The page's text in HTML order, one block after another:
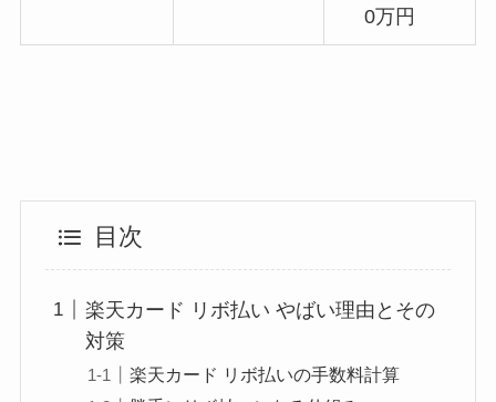
0万円
目次
楽天カード リボ払い やばい理由とその
対策
楽天カード リボ払いの手数料計算